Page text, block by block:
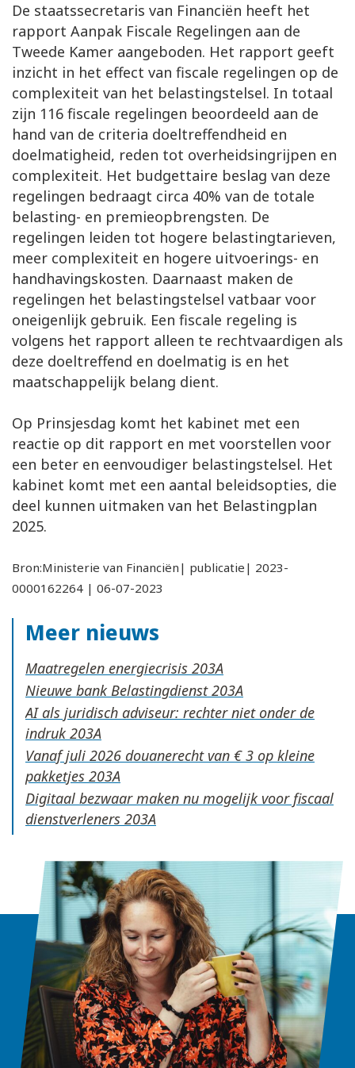
De staatssecretaris van Financiën heeft het
rapport Aanpak Fiscale Regelingen aan de
Tweede Kamer aangeboden. Het rapport geeft
inzicht in het effect van fiscale regelingen op de
complexiteit van het belastingstelsel. In totaal
zijn 116 fiscale regelingen beoordeeld aan de
hand van de criteria doeltreffendheid en
doelmatigheid, reden tot overheidsingrijpen en
complexiteit. Het budgettaire beslag van deze
regelingen bedraagt circa 40% van de totale
belasting- en premieopbrengsten. De
regelingen leiden tot hogere belastingtarieven,
meer complexiteit en hogere uitvoerings- en
handhavingskosten. Daarnaast maken de
regelingen het belastingstelsel vatbaar voor
oneigenlijk gebruik. Een fiscale regeling is
volgens het rapport alleen te rechtvaardigen als
deze doeltreffend en doelmatig is en het
maatschappelijk belang dient.
Op Prinsjesdag komt het kabinet met een
reactie op dit rapport en met voorstellen voor
een beter en eenvoudiger belastingstelsel. Het
kabinet komt met een aantal beleidsopties, die
deel kunnen uitmaken van het Belastingplan
2025.
Bron:Ministerie van Financiën| publicatie| 2023-
0000162264 | 06-07-2023
Meer nieuws
Maatregelen energiecrisis
Nieuwe bank Belastingdienst
AI als juridisch adviseur: rechter niet onder de
indruk
Vanaf juli 2026 douanerecht van € 3 op kleine
pakketjes
Digitaal bezwaar maken nu mogelijk voor fiscaal
dienstverleners